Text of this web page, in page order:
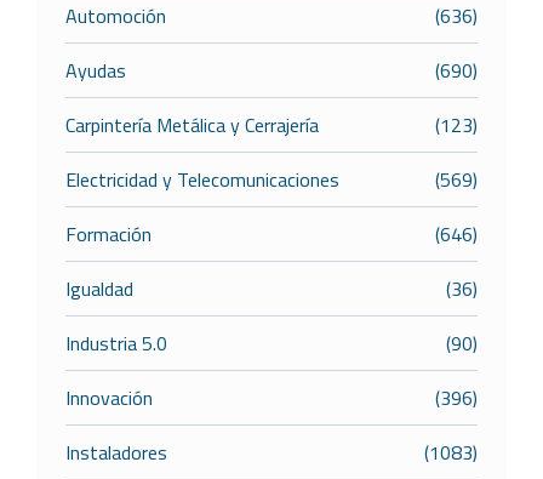
Automoción
(636)
Ayudas
(690)
Carpintería Metálica y Cerrajería
(123)
Electricidad y Telecomunicaciones
(569)
Formación
(646)
Igualdad
(36)
Industria 5.0
(90)
Innovación
(396)
Instaladores
(1083)